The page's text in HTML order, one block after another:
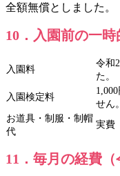
全額無償としました。
10．入園前の一時
入園料
令和
た。
入園検定料
せん。
お道具・制服・制帽
代
実費
11．毎月の経費（